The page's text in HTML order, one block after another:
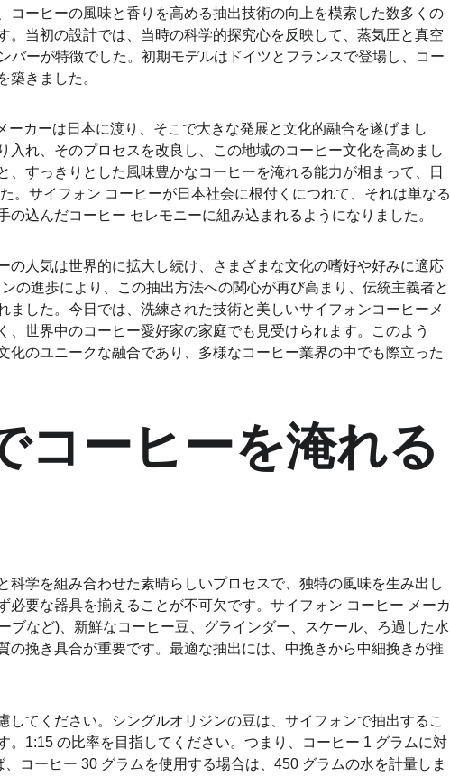
コーヒーの風味と香りを高める抽出技術の向上を模索した数多くの
。当初の設計では、当時の科学的探究心を反映して、蒸気圧と真空
バーが特徴でした。初期モデルはドイツとフランスで登場し、コー
築きました。
ーカーは日本に渡り、そこで大きな発展と文化的融合を遂げまし
入れ、そのプロセスを改良し、この地域のコーヒー文化を高めまし
、すっきりとした風味豊かなコーヒーを淹れる能力が相まって、日
。サイフォン コーヒーが日本社会に根付くにつれて、それは単なる
込んだコーヒー セレモニーに組み込まれるようになりました。
の人気は世界的に拡大し続け、さまざまな文化の嗜好や好みに適応
の進歩により、この抽出方法への関心が再び高まり、伝統主義者と
ました。今日では、洗練された技術と美しいサイフォンコーヒーメ
、世界中のコーヒー愛好家の家庭でも見受けられます。このよう
化のユニークな融合であり、多様なコーヒー業界の中でも際立った
コーヒーを淹れる
科学を組み合わせた素晴らしいプロセスで、独特の風味を生み出し
必要な器具を揃えることが不可欠です。サイフォン コーヒー メーカ
ブなど)、新鮮なコーヒー豆、グラインダー、スケール、ろ過した水
の挽き具合が重要です。最適な抽出には、中挽きから中細挽きが推
してください。シングルオリジンの豆は、サイフォンで抽出するこ
。1:15 の比率を目指してください。つまり、コーヒー 1 グラムに対
コーヒー 30 グラムを使用する場合は、450 グラムの水を計量しま